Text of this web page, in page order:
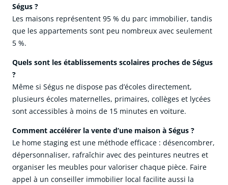
Ségus ?
Les maisons représentent 95 % du parc immobilier, tandis
que les appartements sont peu nombreux avec seulement
5 %.
Quels sont les établissements scolaires proches de Ségus
?
Même si Ségus ne dispose pas d’écoles directement,
plusieurs écoles maternelles, primaires, collèges et lycées
sont accessibles à moins de 15 minutes en voiture.
Comment accélérer la vente d’une maison à Ségus ?
Le home staging est une méthode efficace : désencombrer,
dépersonnaliser, rafraîchir avec des peintures neutres et
organiser les meubles pour valoriser chaque pièce. Faire
appel à un conseiller immobilier local facilite aussi la